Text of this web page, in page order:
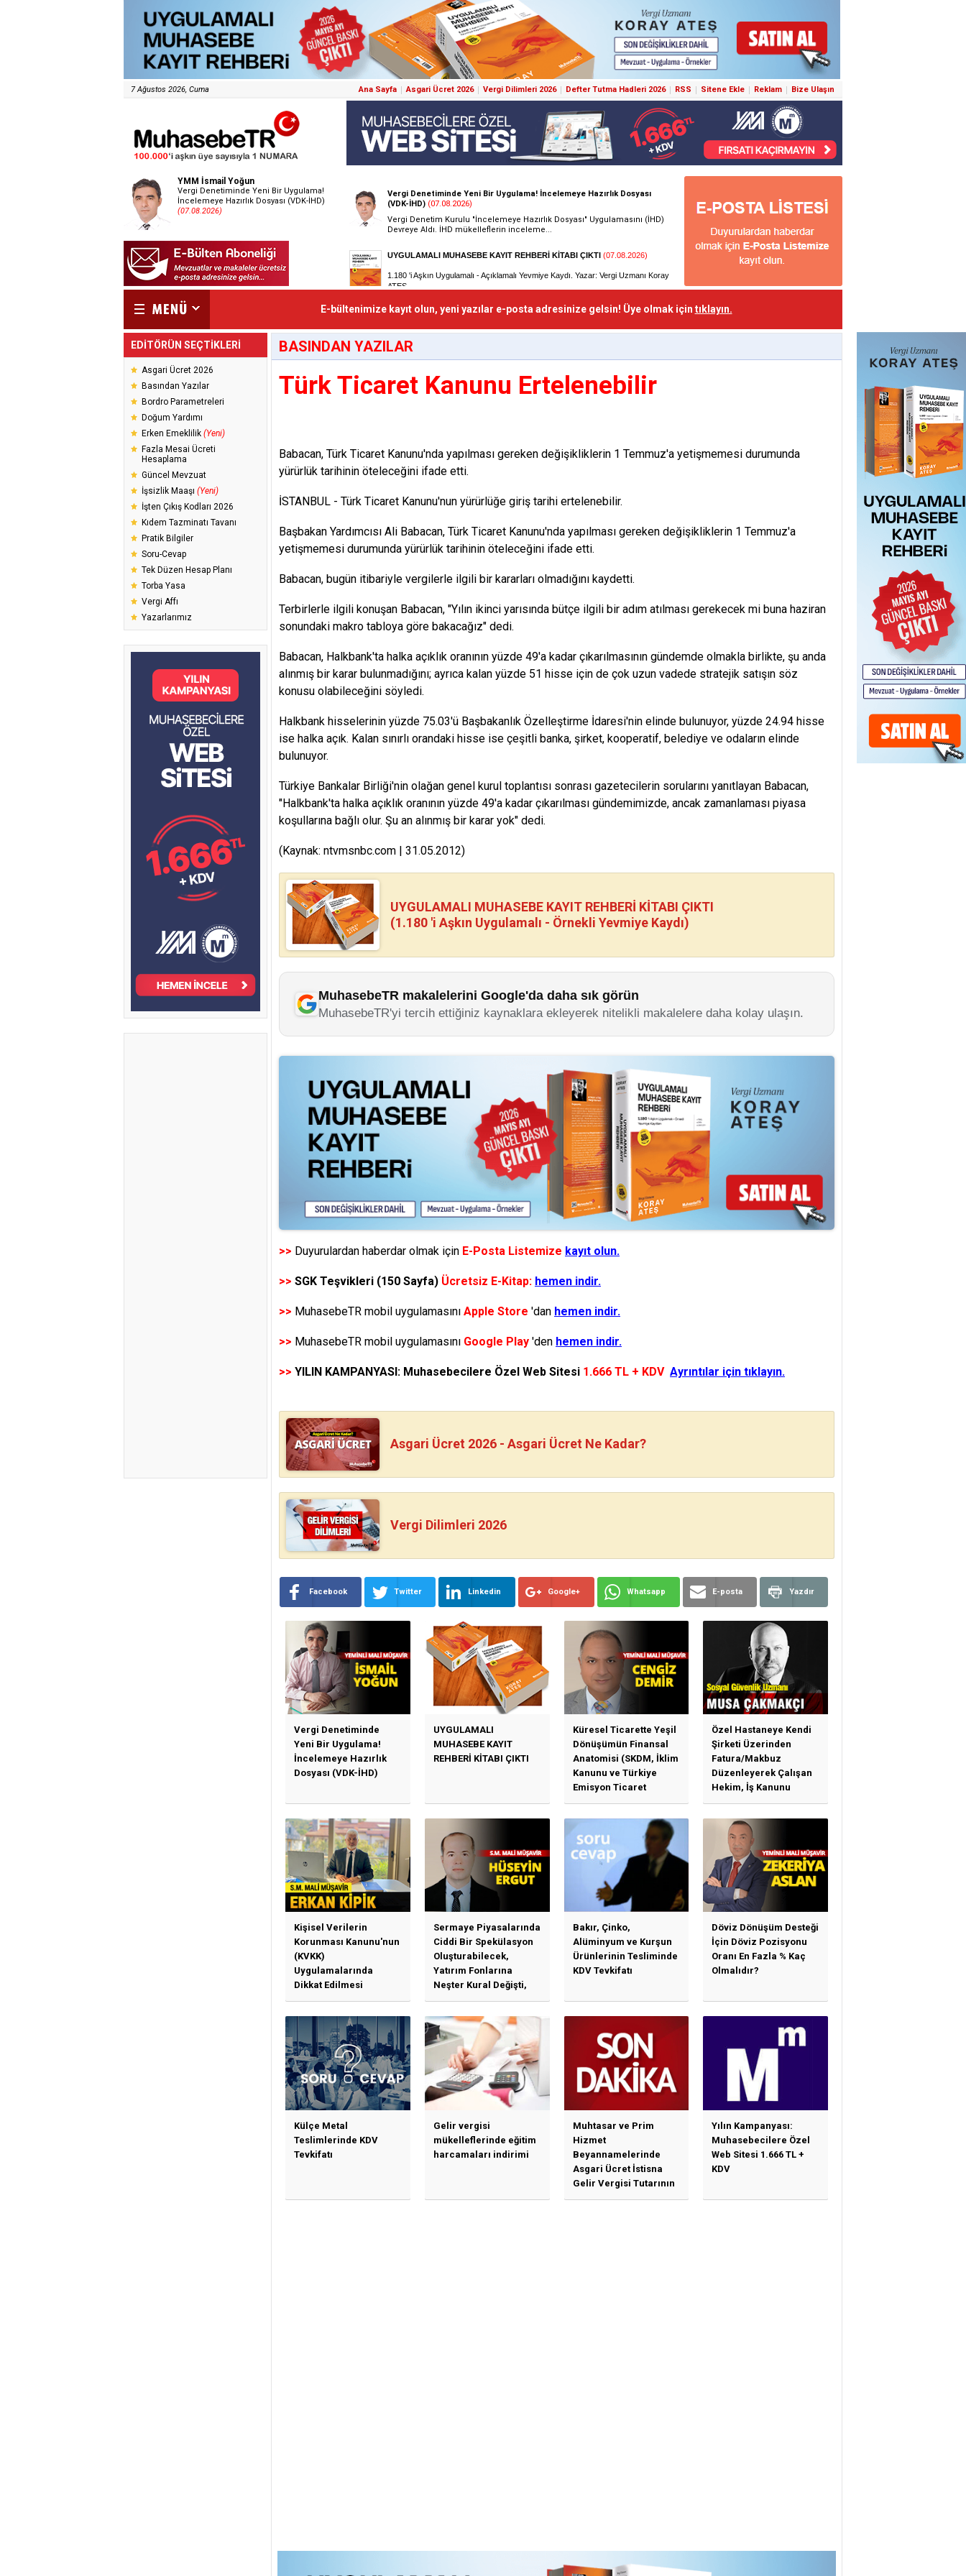
7 Ağustos 2026, Cuma Ana Sayfa Asgari Ücret 2026 Vergi Dilimleri 2026 Defter Tutma Hadleri 2026 RSS Sitene Ekle Reklam Bize Ulaşın
YMM İsmail Yoğun
Vergi Denetiminde Yeni Bir Uygulama!
İncelemeye Hazırlık Dosyası (VDK-İHD)
(07.08.2026)
E-bültenimize kayıt olun, yeni yazılar e-posta adresinize gelsin! Üye olmak için tıklayın.
EDİTÖRÜN SEÇTİKLERİ
Asgari Ücret 2026
Basından Yazılar
Bordro Parametreleri
Doğum Yardımı
Erken Emeklilik (Yeni)
Fazla Mesai Ücreti
Hesaplama
Güncel Mevzuat
İşsizlik Maaşı (Yeni)
İşten Çıkış Kodları 2026
Kıdem Tazminatı Tavanı
Pratik Bilgiler
Soru-Cevap
Tek Düzen Hesap Planı
Torba Yasa
Vergi Affı
Yazarlarımız
BASINDAN YAZILAR
Türk Ticaret Kanunu Ertelenebilir
Babacan, Türk Ticaret Kanunu'nda yapılması gereken değişikliklerin 1 Temmuz'a yetişmemesi durumunda
yürürlük tarihinin öteleceğini ifade etti.
İSTANBUL - Türk Ticaret Kanunu'nun yürürlüğe giriş tarihi ertelenebilir.
Başbakan Yardımcısı Ali Babacan, Türk Ticaret Kanunu'nda yapılması gereken değişikliklerin 1 Temmuz'a
yetişmemesi durumunda yürürlük tarihinin öteleceğini ifade etti.
Babacan, bugün itibariyle vergilerle ilgili bir kararları olmadığını kaydetti.
Terbirlerle ilgili konuşan Babacan, "Yılın ikinci yarısında bütçe ilgili bir adım atılması gerekecek mi buna haziran
sonundaki makro tabloya göre bakacağız" dedi.
Babacan, Halkbank'ta halka açıklık oranının yüzde 49'a kadar çıkarılmasının gündemde olmakla birlikte, şu anda
alınmış bir karar bulunmadığını; ayrıca kalan yüzde 51 hisse için de çok uzun vadede stratejik satışın söz
konusu olabileceğini söyledi.
Halkbank hisselerinin yüzde 75.03'ü Başbakanlık Özelleştirme İdaresi'nin elinde bulunuyor, yüzde 24.94 hisse
ise halka açık. Kalan sınırlı orandaki hisse ise çeşitli banka, şirket, kooperatif, belediye ve odaların elinde
bulunuyor.
Türkiye Bankalar Birliği'nin olağan genel kurul toplantısı sonrası gazetecilerin sorularını yanıtlayan Babacan,
"Halkbank'ta halka açıklık oranının yüzde 49'a kadar çıkarılması gündemimizde, ancak zamanlaması piyasa
koşullarına bağlı olur. Şu an alınmış bir karar yok" dedi.
(Kaynak: ntvmsnbc.com | 31.05.2012)
UYGULAMALI MUHASEBE KAYIT REHBERİ KİTABI ÇIKTI
(1.180 'i Aşkın Uygulamalı - Örnekli Yevmiye Kaydı)
MuhasebeTR makalelerini Google'da daha sık görün
MuhasebeTR'yi tercih ettiğiniz kaynaklara ekleyerek nitelikli makalelere daha kolay ulaşın.
>> Duyurulardan haberdar olmak için E-Posta Listemize kayıt olun.
>> SGK Teşvikleri (150 Sayfa) Ücretsiz E-Kitap: hemen indir.
>> MuhasebeTR mobil uygulamasını Apple Store 'dan hemen indir.
>> MuhasebeTR mobil uygulamasını Google Play 'den hemen indir.
>> YILIN KAMPANYASI: Muhasebecilere Özel Web Sitesi 1.666 TL + KDV Ayrıntılar için tıklayın.
Asgari Ücret 2026 - Asgari Ücret Ne Kadar?
Vergi Dilimleri 2026
Facebook Twitter Linkedin Google+ Whatsapp E-posta Yazdır
Vergi Denetiminde
Yeni Bir Uygulama!
İncelemeye Hazırlık
Dosyası (VDK-İHD)
UYGULAMALI
MUHASEBE KAYIT
REHBERİ KİTABI ÇIKTI
Küresel Ticarette Yeşil
Dönüşümün Finansal
Anatomisi (SKDM, İklim
Kanunu ve Türkiye
Emisyon Ticaret
Sistemi (TR-ETS)
Özel Hastaneye Kendi
Şirketi Üzerinden
Fatura/Makbuz
Düzenleyerek Çalışan
Hekim, İş Kanunu
Hükümlerinden
Kişisel Verilerin
Korunması Kanunu'nun
(KVKK)
Uygulamalarında
Dikkat Edilmesi
Gereken Özet Başlıklar
Sermaye Piyasalarında
Ciddi Bir Spekülasyon
Oluşturabilecek,
Yatırım Fonlarına
Neşter Kural Değişti,
SPK’dan Kritik Hamle
Haberlerine Sermaye
Piyasası Kurulundan
Yalanlama Ve Yerinde
Bir Açıklama Geldi
Bakır, Çinko,
Alüminyum ve Kurşun
Ürünlerinin Tesliminde
KDV Tevkifatı
Döviz Dönüşüm Desteği
İçin Döviz Pozisyonu
Oranı En Fazla % Kaç
Olmalıdır?
Külçe Metal
Teslimlerinde KDV
Tevkifatı
Gelir vergisi
mükelleflerinde eğitim
harcamaları indirimi
Muhtasar ve Prim
Hizmet
Beyannamelerinde
Asgari Ücret İstisna
Gelir Vergisi Tutarının
Güncellenmesine
Yılın Kampanyası:
Muhasebecilere Özel
Web Sitesi 1.666 TL +
KDV